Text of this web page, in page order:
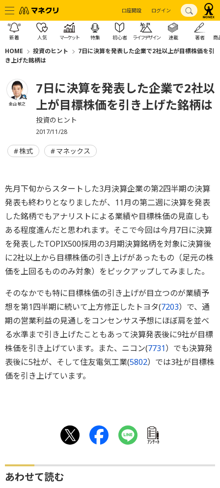
口座開設 ログイン
新着 人気 マーケット 特集 初心者 ライフデザイン 連載 著者 商
HOME 投資のヒント
7日に決算を発表した企業で2社以上が目標株価を引
き上げた銘柄は
金山 敏之
7日に決算を発表した企業で2社以
上が目標株価を引き上げた銘柄は
投資のヒント
2017/11/28
株式 マネックス
先月下旬からスタートした3月決算企業の第2四半期の決算
発表も終わりとなりましたが、11月の第二週に決算を発表
した銘柄でもアナリストによる業績や目標株価の見直しも
ある程度進んだと思われます。そこで今回は今月7日に決算
を発表したTOPIX500採用の3月期決算銘柄を対象に決算後
に2社以上から目標株価の引き上げがあったもの（足元の株
価を上回るもののみ対象）をピックアップしてみました。
そのなかでも特に目標株価の引き上げが目立つのが業績予
想を第1四半期に続いて上方修正したトヨタ(7203）で、通
期の営業利益の見通しをコンセンサス予想にほぼ肩を並べ
る水準まで引き上げたこともあって決算発表後に9社が目標
株価を引き上げています。また、ニコン(7731）でも決算発
表後に5社が、そして住友電気工業(5802）では3社が目標株
価を引き上げています。
ｱﾝｹｰﾄ
あわせて読む